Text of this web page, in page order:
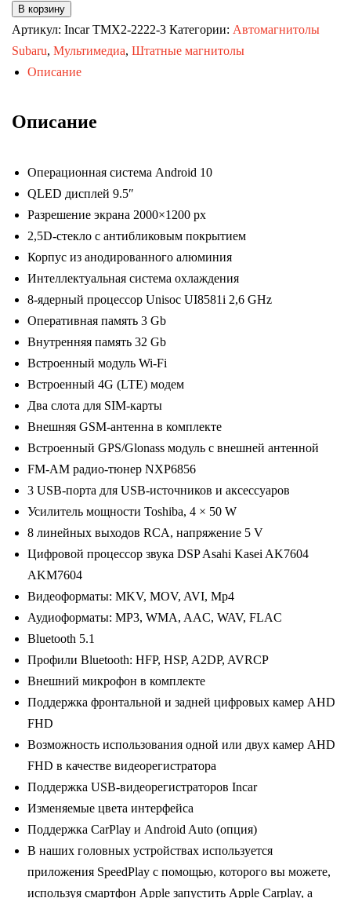
товара
Автомагнитола
Toyota
Corolla
12
(MAXIMUM
Incar
TMX2-
2222-
3)
Android
10/2000*1200,
BT,
wi-
fi,
4G
LTE,
DSP,
3-
32Gb,
9.5"
В корзину
Артикул: Incar TMX2-2222-3 Категории: Автомагнитолы
Subaru, Мультимедиа, Штатные магнитолы
Описание
Описание
Операционная система Android 10
QLED дисплей 9.5″
Разрешение экрана 2000×1200 px
2,5D-стекло с антибликовым покрытием
Корпус из анодированного алюминия
Интеллектуальная система охлаждения
8-ядерный процессор Unisoc UI8581i 2,6 GHz
Оперативная память 3 Gb
Внутренняя память 32 Gb
Встроенный модуль Wi-Fi
Встроенный 4G (LTE) модем
Два слота для SIM-карты
Внешняя GSM-антенна в комплекте
Встроенный GPS/Glonass модуль с внешней антенной
FM-AM радио-тюнер NXP6856
3 USB-порта для USB-источников и аксессуаров
Усилитель мощности Toshiba, 4 × 50 W
8 линейных выходов RCA, напряжение 5 V
Цифровой процессор звука DSP Asahi Kasei AK7604
AKM7604
Видеоформаты: MKV, MOV, AVI, Mp4
Аудиоформаты: MP3, WMA, AAC, WAV, FLAC
Bluetooth 5.1
Профили Bluetooth: HFP, HSP, A2DP, AVRCP
Внешний микрофон в комплекте
Поддержка фронтальной и задней цифровых камер AHD
FHD
Возможность использования одной или двух камер AHD
FHD в качестве видеорегистратора
Поддержка USB-видеорегистраторов Incar
Изменяемые цвета интерфейса
Поддержка CarPlay и Android Auto (опция)
В наших головных устройствах используется
приложения SpeedPlay с помощью, которого вы можете,
используя смартфон Apple запустить Apple Carplay, а